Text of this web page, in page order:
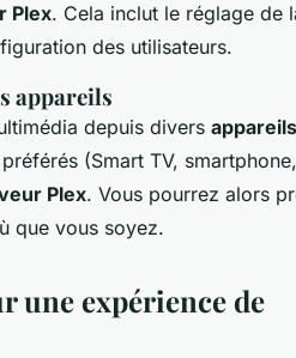
Plex. Cela inclut le réglage de
des utilisateurs.
appareils
depuis divers appareils
(Smart TV,
Plex. Vous pourrez alors
que vous soyez.
une expérience de